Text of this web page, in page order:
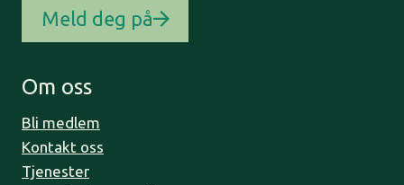
Meld deg på
Om oss
Bli medlem
Kontakt oss
Tjenester